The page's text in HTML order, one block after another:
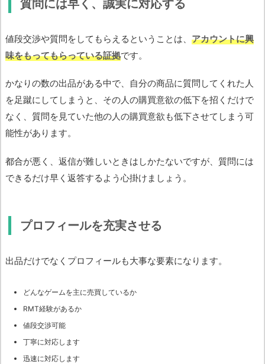
質問には早く、誠実に対応する
値段交渉や質問をしてもらえるということは、 アカウントに興
味をもってもらっている証拠です。
かなりの数の出品がある中で、自分の商品に質問してくれた人
を足蹴にしてしまうと、その人の購買意欲の低下を招くだけで
なく、質問を見ていた他の人の購買意欲も低下させてしまう可
能性があります。
都合が悪く、返信が難しいときはしかたないですが、質問には
できるだけ早く返答するよう心掛けましょう。
プロフィールを充実させる
出品だけでなくプロフィールも大事な要素になります。
どんなゲームを主に売買しているか
RMT経験があるか
値段交渉可能
丁寧に対応します
迅速に対応します